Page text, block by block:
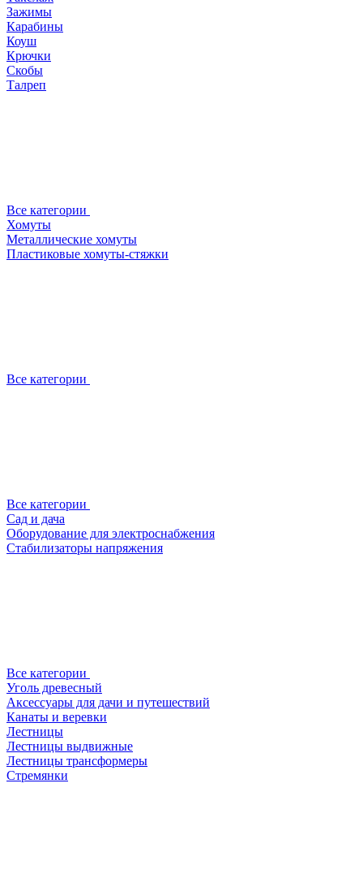
Зажимы
Карабины
Коуш
Крючки
Скобы
Талреп
Все категории
Хомуты
Металлические хомуты
Пластиковые хомуты-стяжки
Все категории
Все категории
Сад и дача
Оборудование для электроснабжения
Стабилизаторы напряжения
Все категории
Уголь древесный
Аксессуары для дачи и путешествий
Канаты и веревки
Лестницы
Лестницы выдвижные
Лестницы трансформеры
Стремянки